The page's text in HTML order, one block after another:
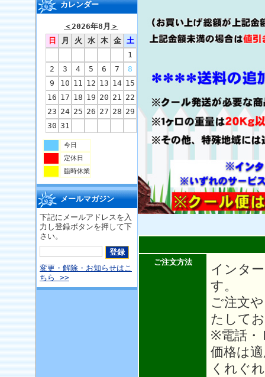
カレンダー
＜ 2026年8月 ＞
日
月 火 水 木 金
土
1
2
3 4 5 6 7
8
9
10 11 12 13 14 15
16 17 18 19 20 21
22
23 24 25 26 27 28 29
30 31
今日
定休日
臨時休業
メールマガジン
下記にメールアドレスを入
力し登録ボタンを押して下
さい。
変更・解除・お知らせはこ
ちら >>
ご注文方法
インタ
す。
ご注文
たして
※電話・
価格は
くれぐ